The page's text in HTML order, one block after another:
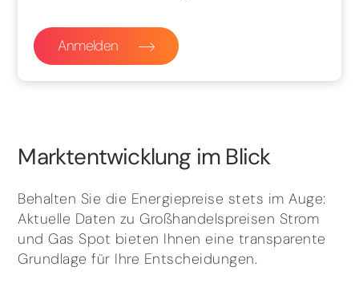
Anmelden
Marktentwicklung im Blick
Behalten Sie die Energiepreise stets im Auge:
Aktuelle Daten zu Großhandelspreisen Strom
und Gas Spot bieten Ihnen eine transparente
Grundlage für Ihre Entscheidungen.